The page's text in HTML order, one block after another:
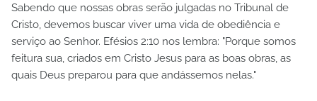
Sabendo que nossas obras serão julgadas no Tribunal de
Cristo, devemos buscar viver uma vida de obediência e
serviço ao Senhor. Efésios 2:10 nos lembra: "Porque somos
feitura sua, criados em Cristo Jesus para as boas obras, as
quais Deus preparou para que andássemos nelas."